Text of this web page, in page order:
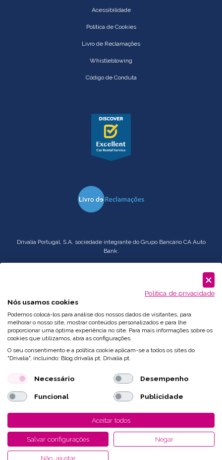
Acessibilidade
Política de Cookies
Livro de Reclamações
Whistleblowing
Código de Conduta
Drivalia Portugal, S.A. sociedade integrante do Grupo Bancário CA Auto
Bank.
Desenvolvido porFidelizarte
Política de privacidade
Nós usamos cookies
Podemos colocá-los para análise dos nossos dados de visitantes, para
melhorar o nosso site, mostrar conteúdos personalizados e para lhe
proporcionar uma óptima experiência no site. Para mais informações sobre os
cookies que utilizamos, abra as configurações.
O seu consentimento e a política cookie aplicam-se a todos os sites do
"Drivalia", incluindo: Blog.drivalia.pt, Drivalia.pt.
Necessário Desempenho
Funcional Publicidade
Aceitar todos
Salvar configurações Negar
Não, ajustar